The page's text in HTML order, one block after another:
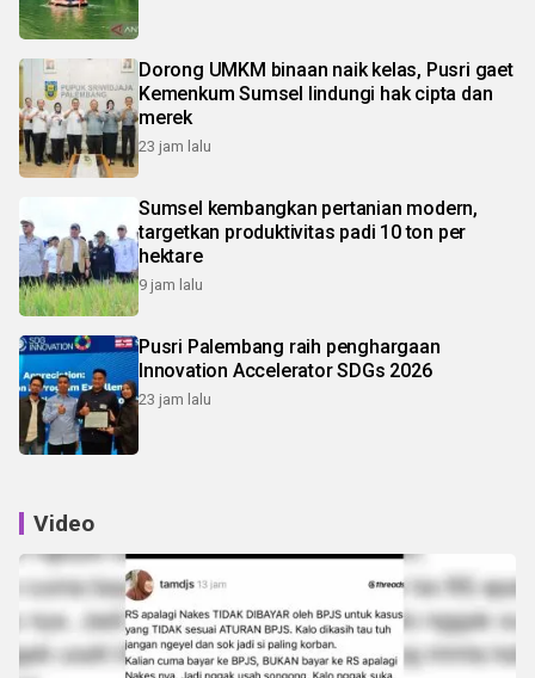
Dorong UMKM binaan naik kelas, Pusri gaet
Kemenkum Sumsel lindungi hak cipta dan
merek
23 jam lalu
Sumsel kembangkan pertanian modern,
targetkan produktivitas padi 10 ton per
hektare
9 jam lalu
Pusri Palembang raih penghargaan
Innovation Accelerator SDGs 2026
23 jam lalu
Video